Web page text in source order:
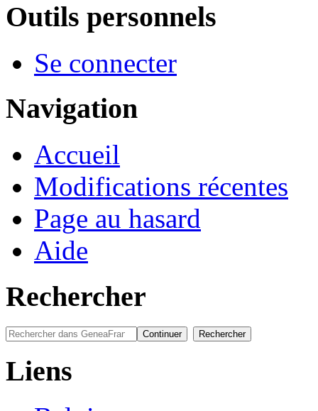
Outils personnels
Se connecter
Navigation
Accueil
Modifications récentes
Page au hasard
Aide
Rechercher
Liens